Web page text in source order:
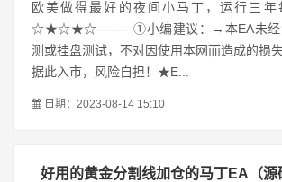
欧美做得最好的夜间小马丁，运行三年
☆★☆★☆--------①小编建议：→本EA未经
测或挂盘测试，不对因使用本网而造成的损
据此入市，风险自担！★E...
日期：2023-08-14 15:10
好用的黄金分割线加仓的马丁EA（源